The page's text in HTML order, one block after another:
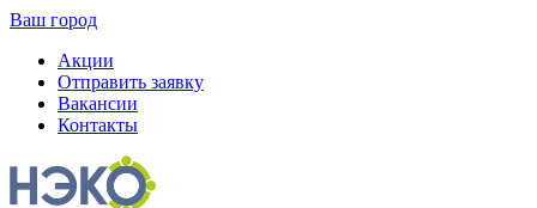
Ваш город
Акции
Отправить заявку
Вакансии
Контакты